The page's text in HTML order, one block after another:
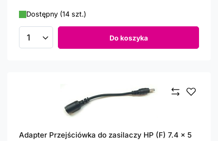
Dostępny (14 szt.)
Ilość produktów Do koszyka
Adapter Przejściówka do zasilaczy HP (F) 7.4 x 5